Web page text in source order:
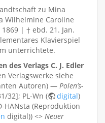
zu Mina
Wilhelmine Caroline
| † ebd. 21. Jan.
Klavierspiel
unterrichtete.
des Verlags C. J. Edler
Verlagswerke siehe
Autoren) — Polen’s-
32]; PL-Wn ( digital)
HANsta (Reproduktion
digital)) <> Neuer